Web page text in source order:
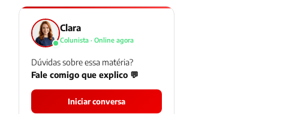
Clara
Colunista · Online agora
Dúvidas sobre essa matéria?
Fale comigo que explico 💬
Iniciar conversa